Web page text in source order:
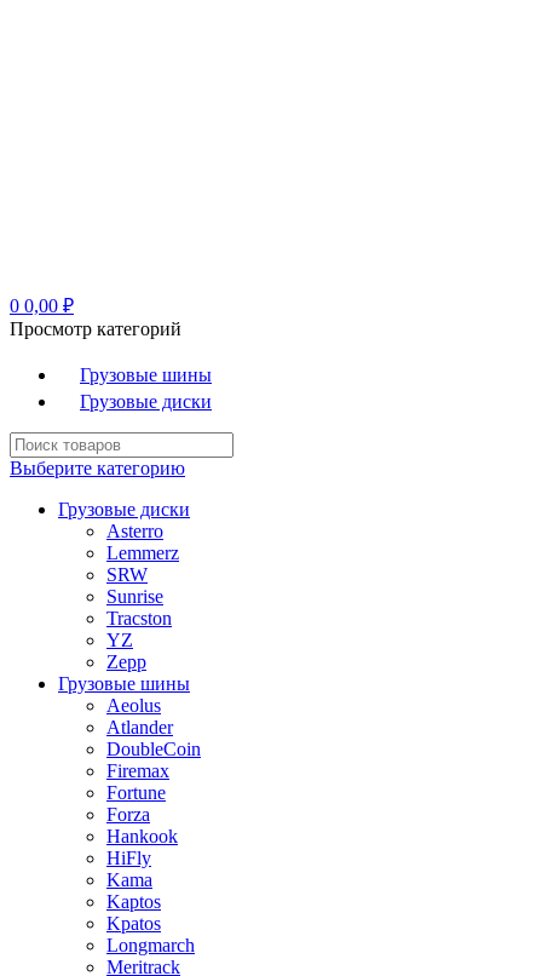
0 0,00 ₽
Просмотр категорий
Грузовые шины
Грузовые диски
Выберите категорию
Грузовые диски
Asterro
Lemmerz
SRW
Sunrise
Tracston
YZ
Zepp
Грузовые шины
Aeolus
Atlander
DoubleCoin
Firemax
Fortune
Forza
Hankook
HiFly
Kama
Kaptos
Kpatos
Longmarch
Meritrack